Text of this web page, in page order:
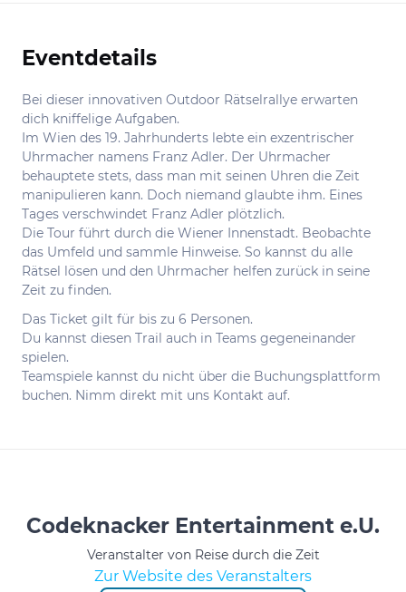
Informationen
Eventdetails
Bei dieser innovativen Outdoor Rätselrallye erwarten
dich kniffelige Aufgaben.
Im Wien des 19. Jahrhunderts lebte ein exzentrischer
Uhrmacher namens Franz Adler. Der Uhrmacher
behauptete stets, dass man mit seinen Uhren die Zeit
manipulieren kann. Doch niemand glaubte ihm. Eines
Tages verschwindet Franz Adler plötzlich.
Die Tour führt durch die Wiener Innenstadt. Beobachte
das Umfeld und sammle Hinweise. So kannst du alle
Rätsel lösen und den Uhrmacher helfen zurück in seine
Zeit zu finden.
Das Ticket gilt für bis zu 6 Personen.
Du kannst diesen Trail auch in Teams gegeneinander
spielen.
Teamspiele kannst du nicht über die Buchungsplattform
buchen. Nimm direkt mit uns Kontakt auf.
Codeknacker Entertainment e.U.
Veranstalter von Reise durch die Zeit
Zur Website des Veranstalters